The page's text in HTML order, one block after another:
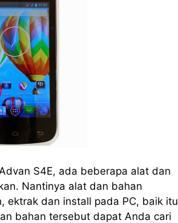
S4E, ada beberapa alat dan
Nantinya alat dan bahan
ektrak dan install pada PC, baik itu
bahan tersebut dapat Anda cari